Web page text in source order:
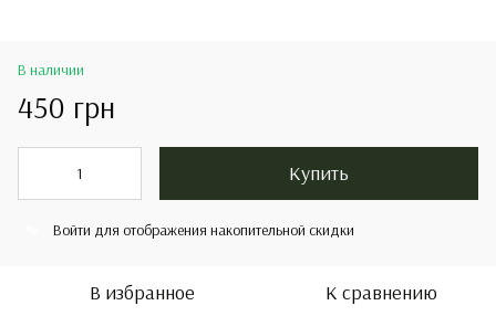
В наличии
450 грн
Купить
Войти для отображения накопительной скидки
В избранное К сравнению